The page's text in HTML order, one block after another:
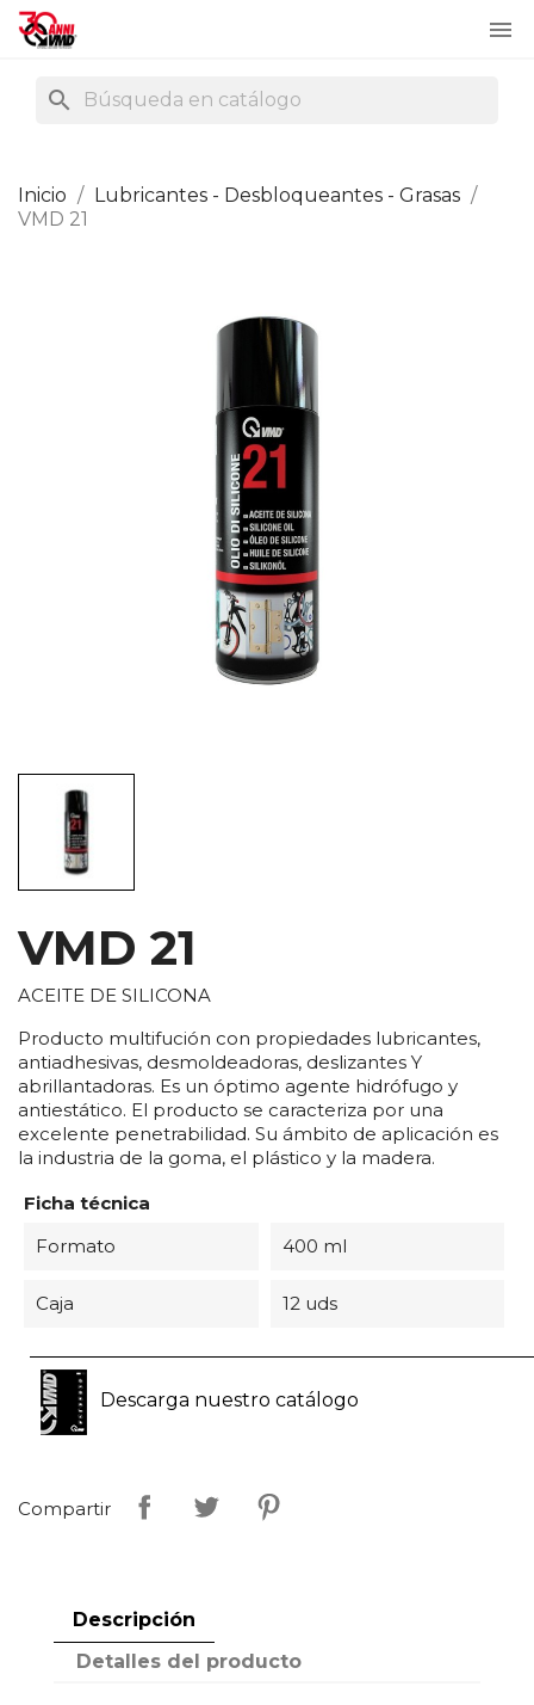

search
Inicio
Lubricantes - Desbloqueantes - Grasas
VMD 21
VMD 21
ACEITE DE SILICONA
Producto multifución con propiedades lubricantes,
antiadhesivas, desmoldeadoras, deslizantes Y
abrillantadoras. Es un óptimo agente hidrófugo y
antiestático. El producto se caracteriza por una
excelente penetrabilidad. Su ámbito de aplicación es
la industria de la goma, el plástico y la madera.
Ficha técnica
Formato
400 ml
Caja 12 uds
Descarga nuestro catálogo
Compartir
Descripción
Detalles del producto